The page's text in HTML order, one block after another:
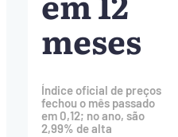
meses
Índice oficial de preços
fechou o mês passado
em 0,12; no ano, são
2,99% de alta